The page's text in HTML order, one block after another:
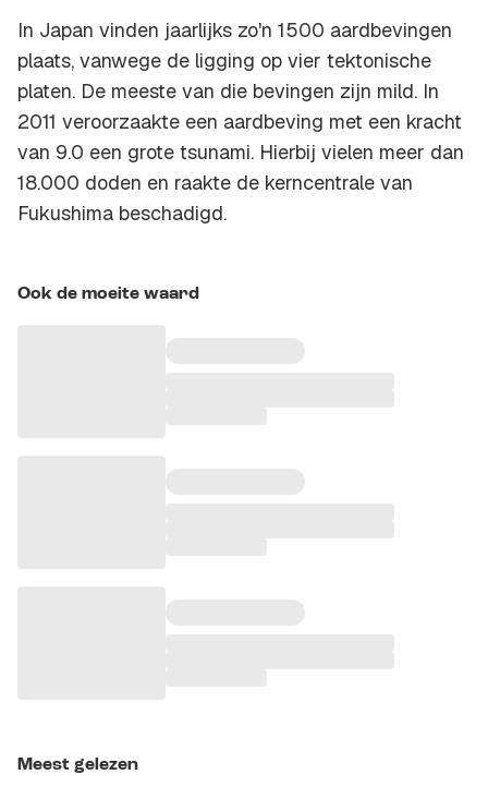
In Japan vinden jaarlijks zo'n 1500 aardbevingen
plaats, vanwege de ligging op vier tektonische
platen. De meeste van die bevingen zijn mild. In
2011 veroorzaakte een aardbeving met een kracht
van 9.0 een grote tsunami. Hierbij vielen meer dan
18.000 doden en raakte de kerncentrale van
Fukushima beschadigd.
Ook de moeite waard
Meest gelezen